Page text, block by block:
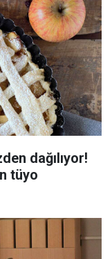
dağılıyor!
tüyo